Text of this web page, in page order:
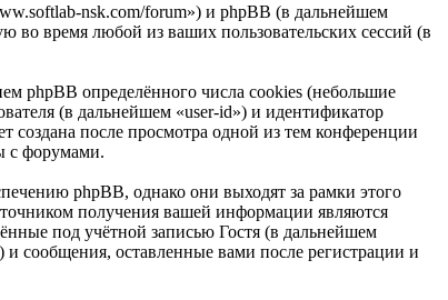
nsk.com/forum») и phpBB (в дальнейшем
время любой из ваших пользовательских сессий (в
phpBB определённого числа cookies (небольшие
(в дальнейшем «user-id») и идентификатор
после просмотра одной из тем конференции
с форумами.
phpBB, однако они выходят за рамки этого
получения вашей информации являются
под учётной записью Гостя (в дальнейшем
сообщения, оставленные вами после регистрации и